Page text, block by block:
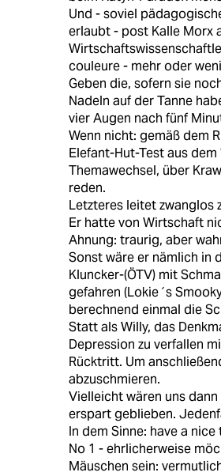
Und - soviel
erlaubt - post Kalle Morx
couleure - mehr oder
Geben die, sofern sie
Nadeln auf der Tanne
vier Augen nach fünf
Wenn nicht: gemäß dem
Elefant-Hut-Test aus dem
Themawechsel, über
reden.
Letzteres leitet zwanglos
Er hatte von Wirtschaft
Ahnung: traurig, aber
Sonst wäre er nämlich in
Kluncker-(ÖTV) mit
gefahren (Lokie´s
berechnend einmal die
Statt als Willy, das
Depression zu verfallen
Rücktritt. Um
abzuschmieren.
Vielleicht wären uns
erspart geblieben.
In dem Sinne: have a nice
No 1 - ehrlicherweise
Mäuschen sein: